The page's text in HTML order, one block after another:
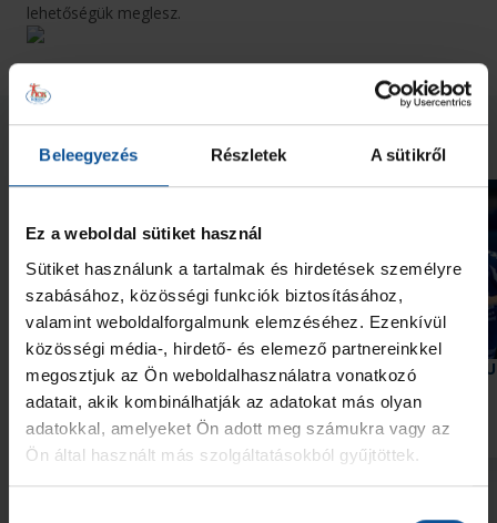
Beleegyezés Részletek A sütikről
Ez a weboldal sütiket használ
Sütiket használunk a tartalmak és hirdetések személyre
szabásához, közösségi funkciók biztosításához,
valamint weboldalforgalmunk elemzéséhez. Ezenkívül
közösségi média-, hirdető- és elemező partnereinkkel
megosztjuk az Ön weboldalhasználatra vonatkozó
adatait, akik kombinálhatják az adatokat más olyan
adatokkal, amelyeket Ön adott meg számukra vagy az
Ön által használt más szolgáltatásokból gyűjtöttek.
lehetőségük meglesz.
Neked ajánljuk
Galéria
Akadémia 2026. júl. 30.
Elindult a munka az akadémián
Akadémia 2026. júl. 28.
Két akadémistánk az
Európa-bajnokságon